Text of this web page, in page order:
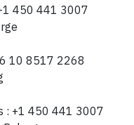
450 441 3007
10 8517 2268
: +1 450 441 3007